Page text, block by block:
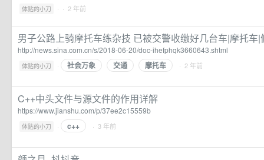
体贴的小刀 · · 2 年前
男子公路上骑摩托车练杂技 已被交警收缴好几台车|摩托车
http://news.sina.com.cn/s/2018-06-20/doc-ihefphqk3660643.shtml
体贴的小刀 · 社会万象 交通 摩托车 · 2 年前
C++中头文件与源文件的作用详解
https://www.jianshu.com/p/37ee2c15559b
体贴的小刀 · c++ · 3 年前